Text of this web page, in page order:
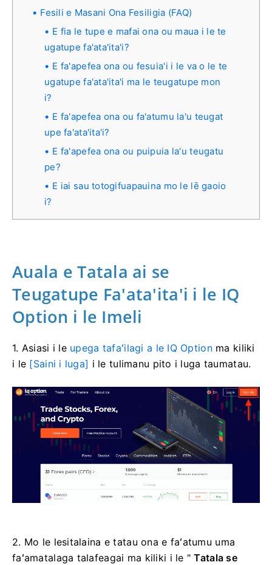
Fesili e Masani Ona Fesiligia (FAQ)
E fia le tupe e mafai ona ou maua i le te
ugatupe fa'ata'ita'i?
E fa'apefea ona ou fesuia'i i le va o le te
ugatupe fa'ata'ita'i ma le teugatupe mon
i?
E fa'apefea ona ou fa'atumu la'u teugat
upe fa'ata'ita'i?
E fa'apefea ona ou puipuia la'u teugatu
pe?
E iai sau totogifuapauina mo le lē gaoio
i?
Auala e Tatala ai se
Teugatupe Fa'ata'ita'i i le IQ
Option i le Imeli
1. Asiasi i le upega tafaʻilagi a le IQ Optionma kiliki
i le [Saini i luga] i le tulimanu pito i luga taumatau.
2. Mo le lesitalaina e tatau ona e faʻatumu uma
faʻamatalaga talafeagai ma kiliki i le "Tatala se